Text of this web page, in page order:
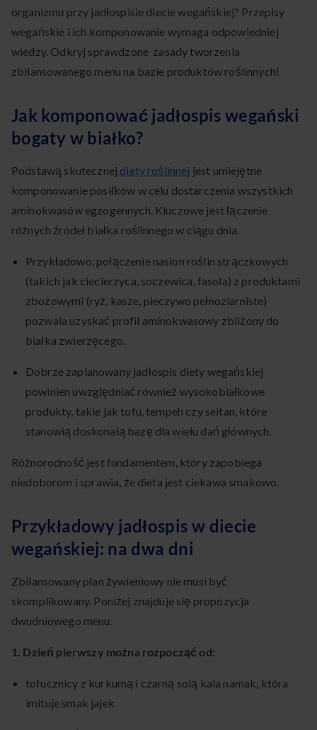
organizmu przy jadłospisie diecie wegańskiej? Przepisy
wegańskie i ich komponowanie wymaga odpowiedniej
wiedzy. Odkryj sprawdzone zasady tworzenia
zbilansowanego menu na bazie produktów roślinnych!
Jak komponować jadłospis wegański
bogaty w białko?
Podstawą skutecznej diety roślinnej jest umiejętne
komponowanie posiłków w celu dostarczenia wszystkich
aminokwasów egzogennych. Kluczowe jest łączenie
różnych źródeł białka roślinnego w ciągu dnia.
Przykładowo, połączenie nasion roślin strączkowych
(takich jak ciecierzyca, soczewica, fasola) z produktami
zbożowymi (ryż, kasze, pieczywo pełnoziarniste)
pozwala uzyskać profil aminokwasowy zbliżony do
białka zwierzęcego.
Dobrze zaplanowany jadłospis diety wegańskiej
powinien uwzględniać również wysokobiałkowe
produkty, takie jak tofu, tempeh czy seitan, które
stanowią doskonałą bazę dla wielu dań głównych.
Różnorodność jest fundamentem, który zapobiega
niedoborom i sprawia, że dieta jest ciekawa smakowo.
Przykładowy jadłospis w diecie
wegańskiej: na dwa dni
Zbilansowany plan żywieniowy nie musi być
skomplikowany. Poniżej znajduje się propozycja
dwudniowego menu.
1. Dzień pierwszy można rozpocząć od:
tofucznicy z kurkumą i czarną solą kala namak, która
imituje smak jajek